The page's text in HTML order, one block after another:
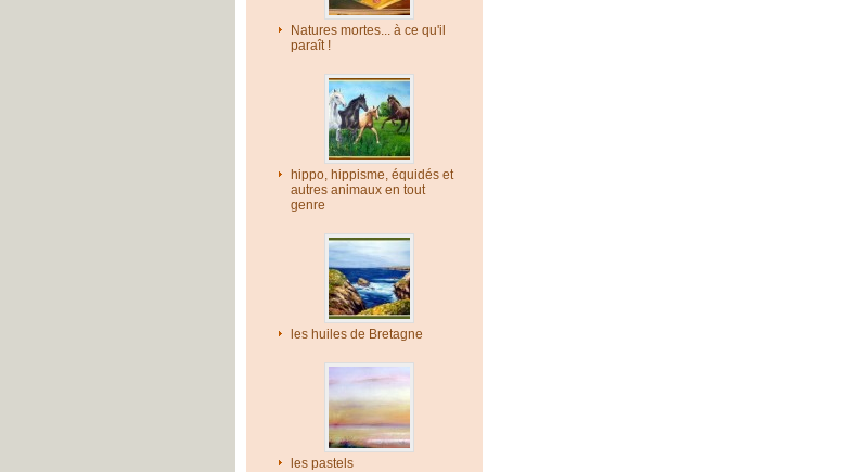
Natures mortes... à ce qu'il
paraît !
hippo, hippisme, équidés et
autres animaux en tout
genre
les huiles de Bretagne
les pastels